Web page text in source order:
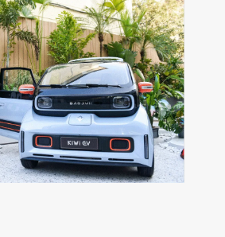
商千城联动模式
菱全线产品同时参与，品牌声量爆炸
线索转化链路，制定直播落地线索新
线索转化率。
能新方法
用直播的方法对于全网经销商进行内